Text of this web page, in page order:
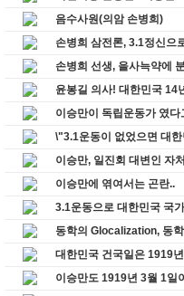
음수사원(의암 손병희)
손병희 삼전론, 3.1정신으
손병희 선생, 을사늑약에
윤봉길 의사! 대한민국 14
이승만이 독립운동가 였다
\"3.1운동이 없었으면 대
이승만, 일진회 대변인 자
이승만에 엮여서는 곤란..
3.1운동으로 대한민국 국
동학의 Glocalization, 동
대한민국 건국일은 1919
이승만도 1919년 3월 1일